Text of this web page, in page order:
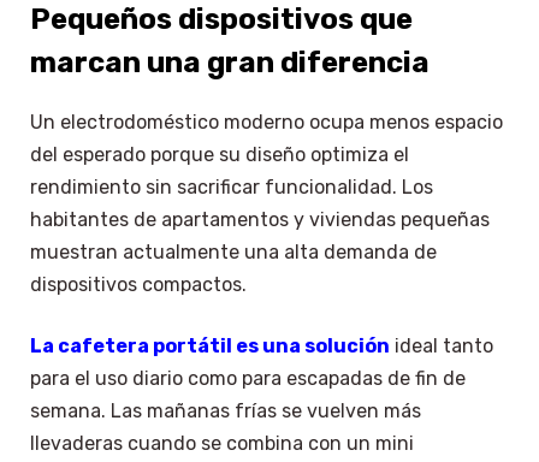
Pequeños dispositivos que
marcan una gran diferencia
Un electrodoméstico moderno ocupa menos espacio
del esperado porque su diseño optimiza el
rendimiento sin sacrificar funcionalidad. Los
habitantes de apartamentos y viviendas pequeñas
muestran actualmente una alta demanda de
dispositivos compactos.
La cafetera portátil es una solución ideal tanto
para el uso diario como para escapadas de fin de
semana. Las mañanas frías se vuelven más
llevaderas cuando se combina con un mini